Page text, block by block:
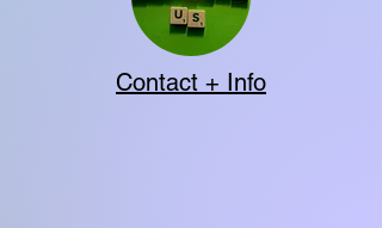
Contact + Info